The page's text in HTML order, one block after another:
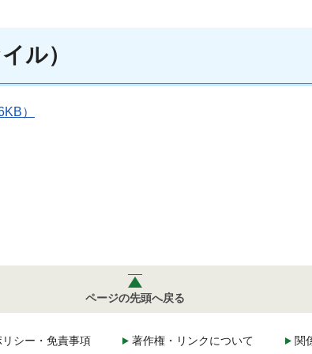
ル）
）
ページの先頭へ戻る
シー・免責事項 著作権・リンクについて 関